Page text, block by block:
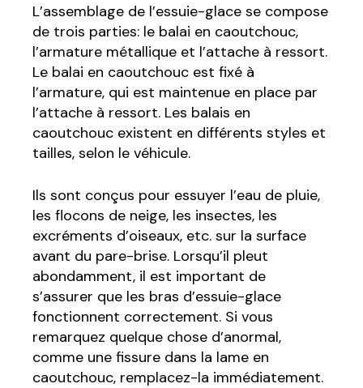
L’assemblage de l’essuie-glace se compose
de trois parties: le balai en caoutchouc,
l’armature métallique et l’attache à ressort.
Le balai en caoutchouc est fixé à
l’armature, qui est maintenue en place par
l’attache à ressort. Les balais en
caoutchouc existent en différents styles et
tailles, selon le véhicule.
Ils sont conçus pour essuyer l’eau de pluie,
les flocons de neige, les insectes, les
excréments d’oiseaux, etc. sur la surface
avant du pare-brise. Lorsqu’il pleut
abondamment, il est important de
s’assurer que les bras d’essuie-glace
fonctionnent correctement. Si vous
remarquez quelque chose d’anormal,
comme une fissure dans la lame en
caoutchouc, remplacez-la immédiatement.